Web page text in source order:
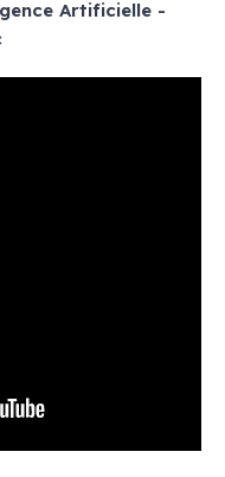
Artificielle -